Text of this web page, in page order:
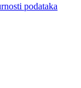
podataka